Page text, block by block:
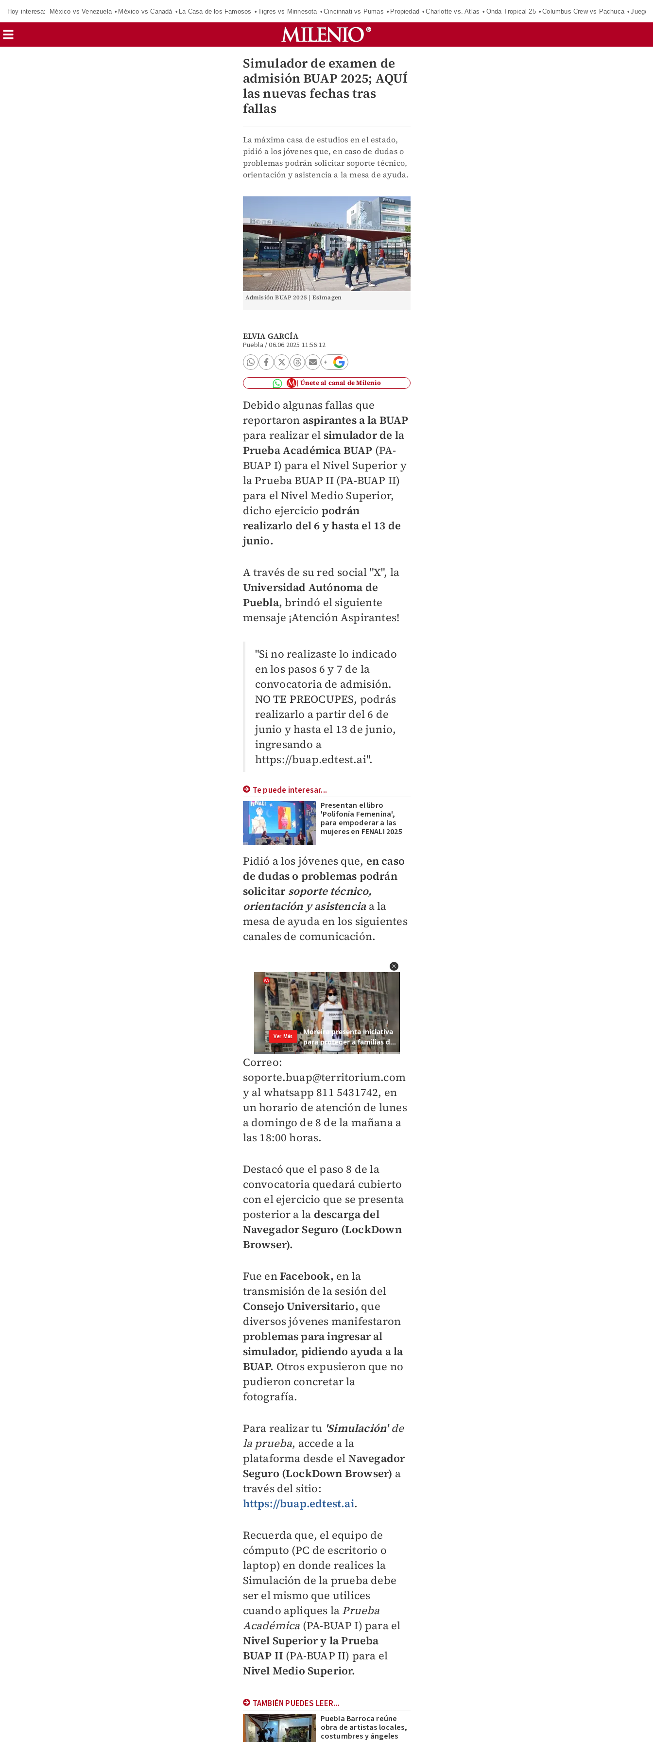
Hoy interesa: México vs Venezuela México vs Canadá La Casa de los Famosos Tigres vs Minnesota Cincinnati vs Pumas Propiedad Charlotte vs. Atlas Onda Tropical 25 Columbus Crew vs Pachuca
Simulador de examen de
admisión BUAP 2025; AQUÍ
las nuevas fechas tras
fallas
La máxima casa de estudios en el estado,
pidió a los jóvenes que, en caso de dudas o
problemas podrán solicitar soporte técnico,
orientación y asistencia a la mesa de ayuda.
Admisión BUAP 2025 | EsImagen
ELVIA GARCÍA
Puebla /06.06.2025 11:56:12
Únete al canal de Milenio
Debido algunas fallas que
reportaron aspirantes a la BUAP
para realizar el simulador de la
Prueba Académica BUAP (PA-
BUAP I) para el Nivel Superior y
la Prueba BUAP II (PA-BUAP II)
para el Nivel Medio Superior,
dicho ejercicio podrán
realizarlo del 6 y hasta el 13 de
junio.
A través de su red social "X", la
Universidad Autónoma de
Puebla, brindó el siguiente
mensaje ¡Atención Aspirantes!
"Si no realizaste lo indicado
en los pasos 6 y 7 de la
convocatoria de admisión.
NO TE PREOCUPES, podrás
realizarlo a partir del 6 de
junio y hasta el 13 de junio,
ingresando a
https://buap.edtest.ai".
Te puede interesar...
Presentan el libro
'Polifonía Femenina',
para empoderar a las
mujeres en FENALI 2025
Pidió a los jóvenes que, en caso
de dudas o problemas podrán
solicitar soporte técnico,
orientación y asistenciaa la
mesa de ayuda en los siguientes
canales de comunicación.
Correo:
soporte.buap@territorium.com
y al whatsapp 811 5431742, en
un horario de atención de lunes
a domingo de 8 de la mañana a
las 18:00 horas.
Destacó que el paso 8 de la
convocatoria quedará cubierto
con el ejercicio que se presenta
posterior a la descarga del
Navegador Seguro (LockDown
Browser).
Fue enFacebook, en la
transmisión de la sesión del
Consejo Universitario, que
diversos jóvenes manifestaron
problemas para ingresar al
simulador, pidiendo ayuda a la
BUAP. Otros expusieron que no
pudieron concretar la
fotografía.
Para realizar tu 'Simulación'de
la prueba, accede a la
plataforma desde el Navegador
Seguro (LockDown Browser) a
través del sitio:
https://buap.edtest.ai.
Recuerda que, el equipo de
cómputo (PC de escritorio o
laptop) en donde realices la
Simulación de la prueba debe
ser el mismo que utilices
cuando apliques la Prueba
Académica (PA-BUAP I) para el
Nivel Superior y la Prueba
BUAP II (PA-BUAP II) para el
Nivel Medio Superior.
TAMBIÉN PUEDES LEER...
Puebla Barroca reúne
obra de artistas locales,
costumbres y ángeles